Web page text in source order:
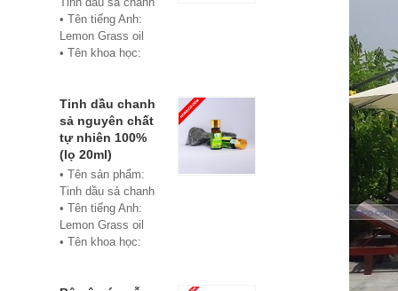
• Tên tiếng Anh:
Lemon Grass oil
• Tên khoa học:
• Chủng loại: Thiết
bị xông hơi
• Thành phần chiết
xuất: lá
• Phương pháp
chiết xuất: Chưng
cất hơi nước
• Hình thức: Chất
lỏng
Tinh dầu chanh
sả nguyên chất
tự nhiên 100%
(lọ 20ml)
• Tên sản phẩm:
Tinh dầu sả chanh
• Tên tiếng Anh:
Lemon Grass oil
• Tên khoa học: